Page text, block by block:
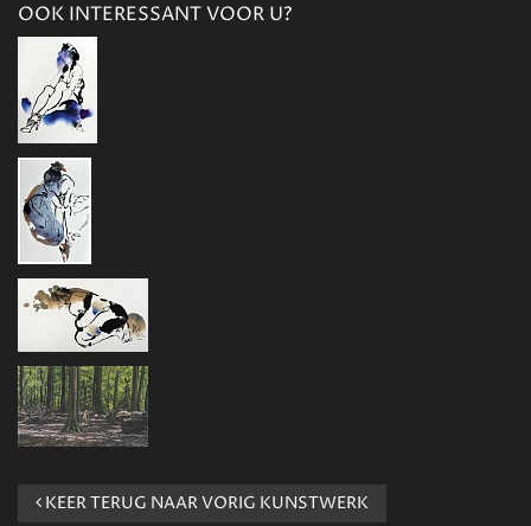
OOK INTERESSANT VOOR U?
KEER TERUG NAAR VORIG KUNSTWERK